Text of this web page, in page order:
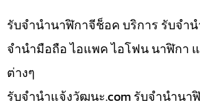
รับจำนำนาฬิกาจีช็อค บริการ รับจำ
จำนำมือถือ ไอแพค ไอโฟน นาฬิกา
ต่างๆ
รับจํานําแจ้งวัฒนะ.com รับจำนำนา